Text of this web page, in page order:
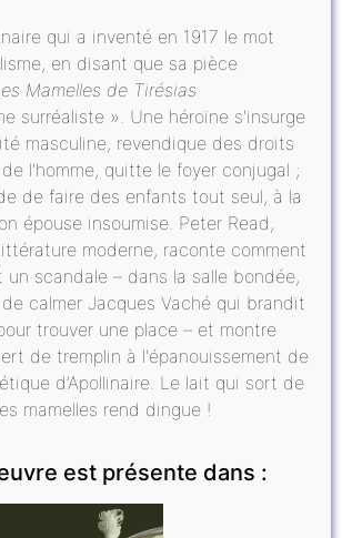
qui a inventé en 1917 le mot
en disant que sa pièce
Mamelles de Tirésias
surréaliste ». Une héroïne s'insurge
masculine, revendique des droits
l'homme, quitte le foyer conjugal ;
de faire des enfants tout seul, à la
épouse insoumise. Peter Read,
moderne, raconte comment
un scandale – dans la salle bondée,
calmer Jacques Vaché qui brandit
trouver une place – et montre
de tremplin à l'épanouissement de
d’Apollinaire. Le lait qui sort de
mamelles rend dingue !
est présente dans :